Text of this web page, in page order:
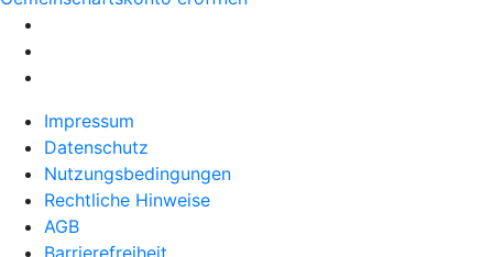
Impressum
Datenschutz
Nutzungsbedingungen
Rechtliche Hinweise
AGB
Barrierefreiheit